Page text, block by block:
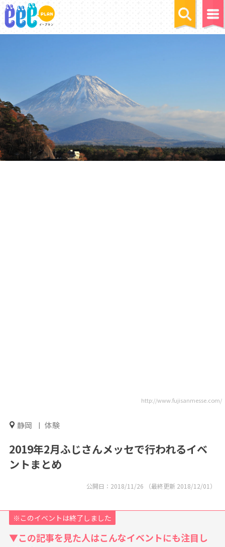
http://www.fujisanmesse.com/
静岡 体験
2019年2月ふじさんメッセで行われるイベ
ントまとめ
公開日： 2018/11/26 （最終更新 2018/12/01 ）
※このイベントは終了しました
▼この記事を見た人はこんなイベントにも注目し